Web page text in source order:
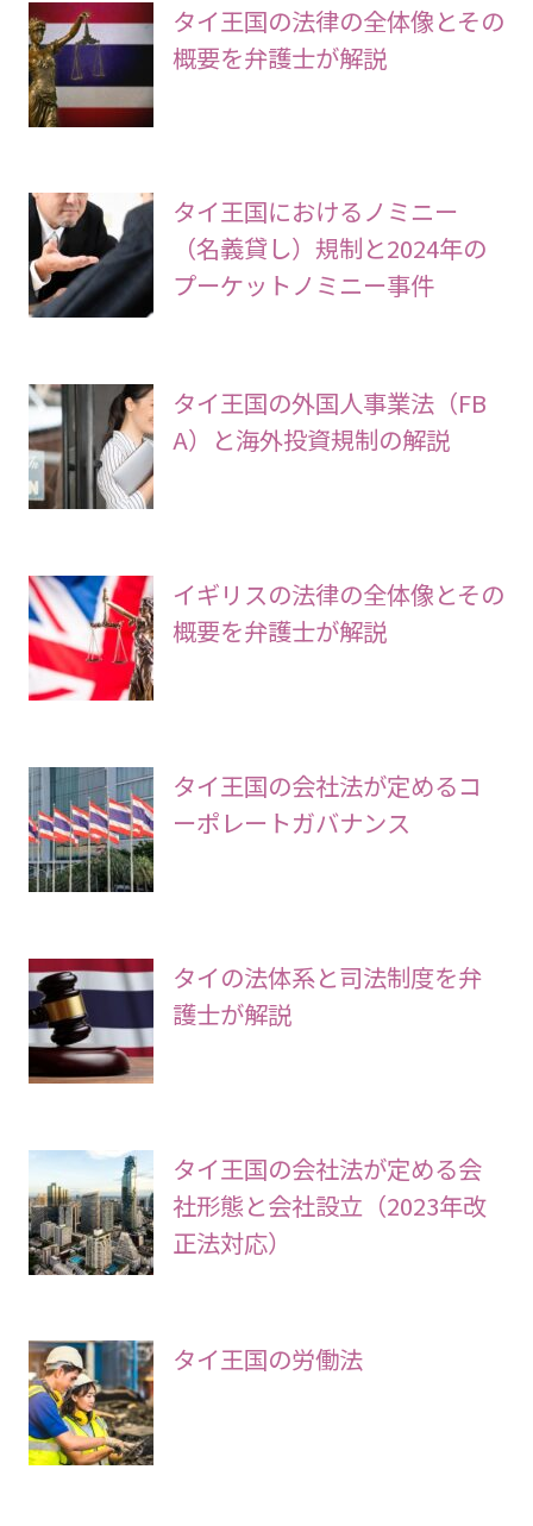
タイ王国の法律の全体像とその
概要を弁護士が解説
タイ王国におけるノミニー
（名義貸し）規制と2024年の
プーケットノミニー事件
タイ王国の外国人事業法（FB
A）と海外投資規制の解説
イギリスの法律の全体像とその
概要を弁護士が解説
タイ王国の会社法が定めるコ
ーポレートガバナンス
タイの法体系と司法制度を弁
護士が解説
タイ王国の会社法が定める会
社形態と会社設立（2023年改
正法対応）
タイ王国の労働法